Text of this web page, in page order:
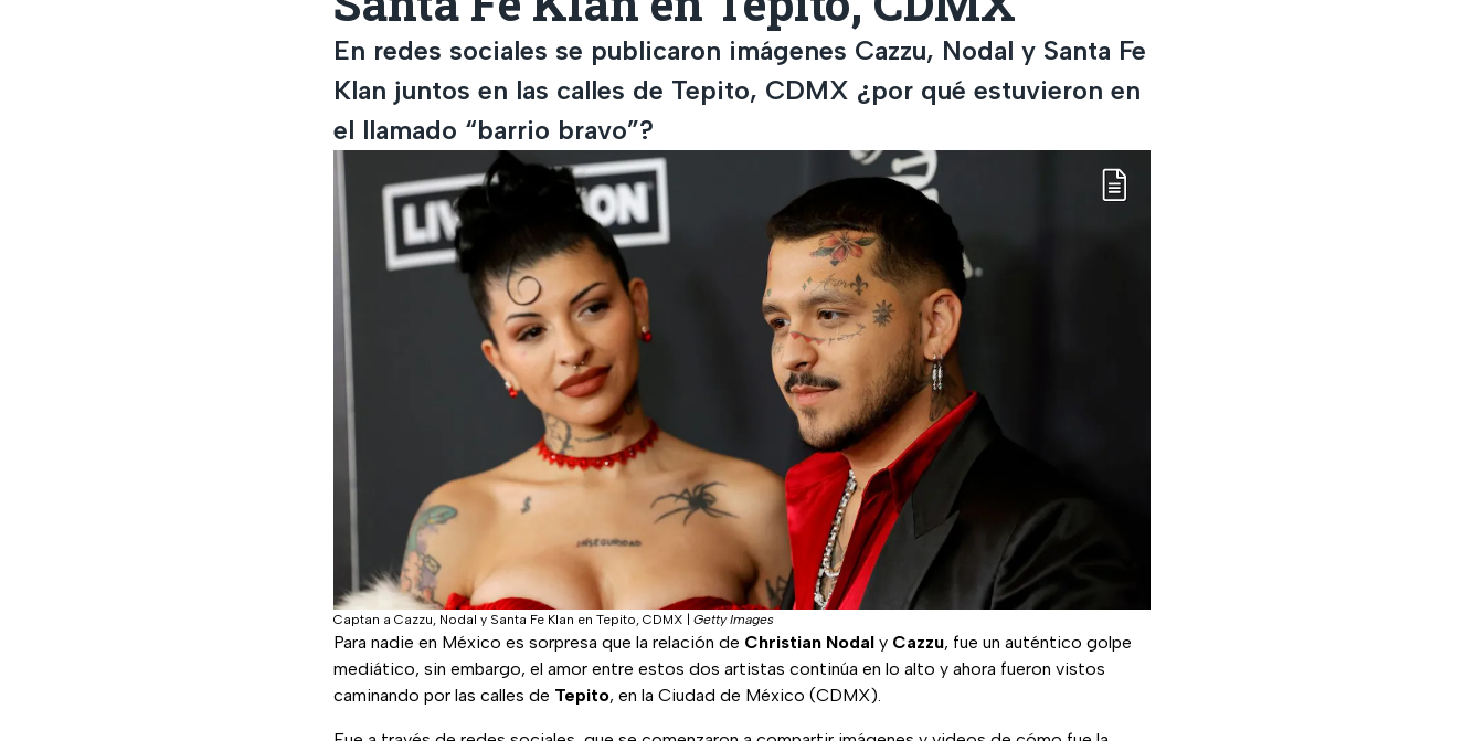
En redes sociales se publicaron imágenes Cazzu, Nodal y Santa Fe
Klan juntos en las calles de Tepito, CDMX ¿por qué estuvieron en
el llamado “barrio bravo”?
Captan a Cazzu, Nodal y Santa Fe Klan en Tepito, CDMX Getty Images
Para nadie en México es sorpresa que la relación de Christian Nodal y Cazzu, fue un auténtico golpe
mediático, sin embargo, el amor entre estos dos artistas continúa en lo alto y ahora fueron vistos
caminando por las calles de Tepito, en la Ciudad de México (CDMX).